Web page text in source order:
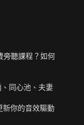
旁聽課程？如何
同心池、夫妻
新你的音效驅動